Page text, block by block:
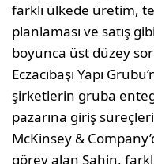
farklı ülkede üretim,
planlaması ve satış
boyunca üst düzey
Eczacıbaşı Yapı
şirketlerin gruba
pazarına giriş
McKinsey &
görev alan Şahin,